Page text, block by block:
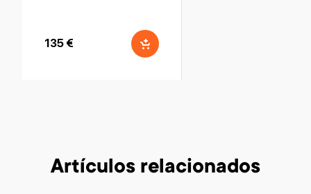
135 €
Artículos relacionados